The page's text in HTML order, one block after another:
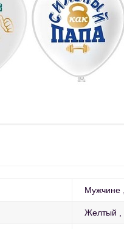
Мужчине
Желтый